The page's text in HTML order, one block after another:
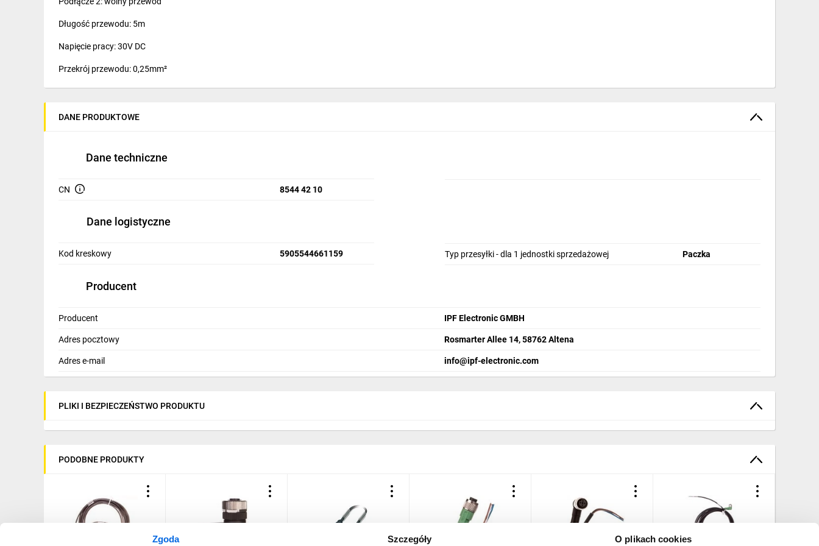
Zgoda Szczegóły O plikach cookies
IT, GSM
Elektromobilność
Długość przewodu: 5m
Napięcie pracy: 30V DC
Przekrój przewodu: 0,25mm²
Nośność kabla: 4A
DANE PRODUKTOWE
Dane techniczne
CN 8544 42 10
Dane logistyczne
Kod kreskowy 5905544661159 Typ przesyłki - dla 1 jednostki sprzedażowej Paczka
Producent
Producent IPF Electronic GMBH
Adres pocztowy Rosmarter Allee 14, 58762 Altena
Adres e-mail info@ipf-electronic.com
PLIKI I BEZPIECZEŃSTWO PRODUKTU
PODOBNE PRODUKTY